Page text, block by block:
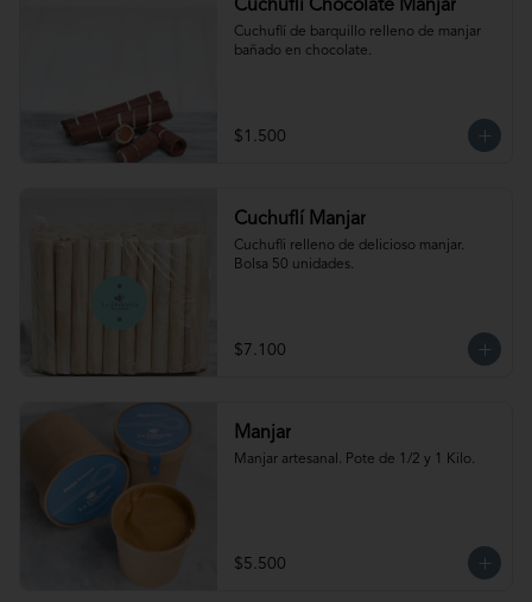
Cuchuflí Chocolate Manjar
Cuchuflí de barquillo relleno de manjar
bañado en chocolate.
$1.500
Cuchuflí Manjar
Cuchufli relleno de delicioso manjar.
Bolsa 50 unidades.
$7.100
Manjar
Manjar artesanal. Pote de 1/2 y 1 Kilo.
$5.500